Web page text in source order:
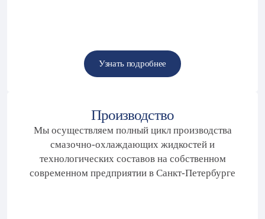
Узнать подробнее
Узнать подробнее
Производство
Мы осуществляем полный цикл производства
смазочно-охлаждающих жидкостей и
технологических составов на собственном
современном предприятии в Санкт-Петербурге